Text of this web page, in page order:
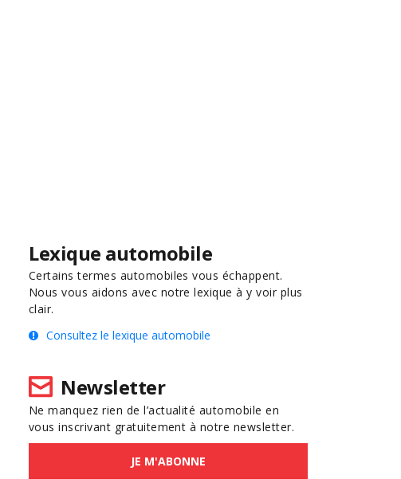
Lexique automobile
Certains termes automobiles vous échappent.
Nous vous aidons avec notre lexique à y voir plus
clair.
Consultez le lexique automobile
Newsletter
Ne manquez rien de l’actualité automobile en
vous inscrivant gratuitement à notre newsletter.
JE M'ABONNE